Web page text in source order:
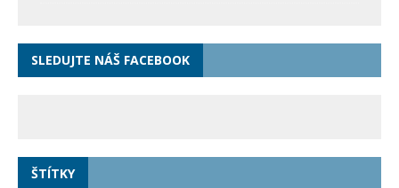
SLEDUJTE NÁŠ FACEBOOK
ŠTÍTKY